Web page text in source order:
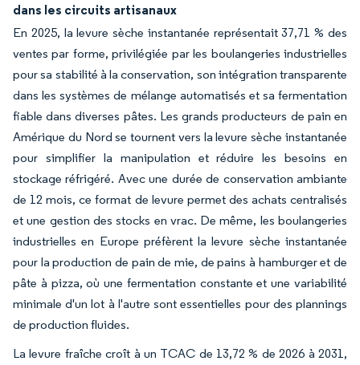
dans les circuits artisanaux
En 2025, la levure sèche instantanée représentait 37,71 % des
ventes par forme, privilégiée par les boulangeries industrielles
pour sa stabilité à la conservation, son intégration transparente
dans les systèmes de mélange automatisés et sa fermentation
fiable dans diverses pâtes. Les grands producteurs de pain en
Amérique du Nord se tournent vers la levure sèche instantanée
pour simplifier la manipulation et réduire les besoins en
stockage réfrigéré. Avec une durée de conservation ambiante
de 12 mois, ce format de levure permet des achats centralisés
et une gestion des stocks en vrac. De même, les boulangeries
industrielles en Europe préfèrent la levure sèche instantanée
pour la production de pain de mie, de pains à hamburger et de
pâte à pizza, où une fermentation constante et une variabilité
minimale d'un lot à l'autre sont essentielles pour des plannings
de production fluides.
La levure fraîche croît à un TCAC de 13,72 % de 2026 à 2031,